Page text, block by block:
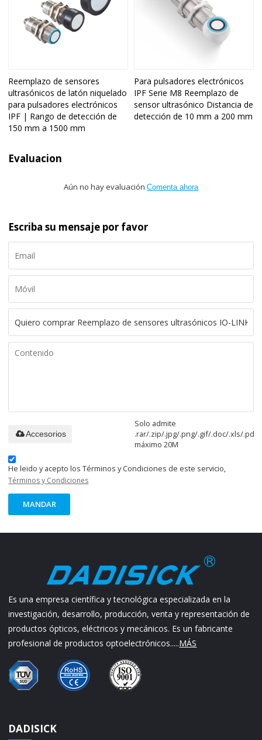
Reemplazo de sensores
ultrasónicos de latón niquelado
para pulsadores electrónicos
IPF | Rango de detección de
150 mm a 1500 mm
Para pulsadores electrónicos
IPF Serie M8 Reemplazo de
sensor ultrasónico Distancia de
detección de 10 mm a 200 mm
Evaluacion
Aún no hay evaluación Comenta ahora
Escriba su mensaje por favor
Solo admite
.rar/.zip/.jpg/.png/.gif/.doc/.xls/.pdf,
máximo 20M
Accesorios
He leido y acepto los Términos y Condiciones de este servicio,
Términos y Condiciones
MANDAR
Es una empresa científica y tecnológica especializada en la
investigación, desarrollo, producción, venta y representación de
productos ópticos, eléctricos y mecánicos. Es un fabricante
profesional de productos optoelectrónicos.....MÁS
DADISICK